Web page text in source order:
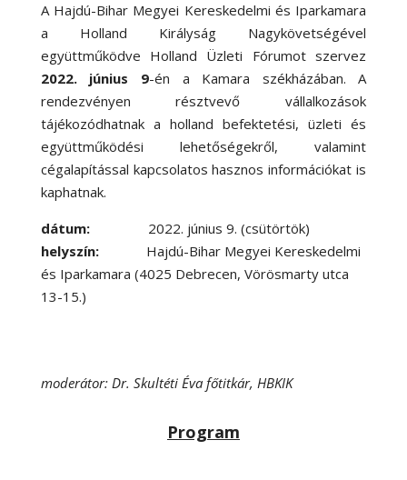
A Hajdú-Bihar Megyei Kereskedelmi és Iparkamara
a Holland Királyság Nagykövetségével
együttműködve Holland Üzleti Fórumot szervez
2022. június 9-én a Kamara székházában. A
rendezvényen résztvevő vállalkozások
tájékozódhatnak a holland befektetési, üzleti és
együttműködési lehetőségekről, valamint
cégalapítással kapcsolatos hasznos információkat is
kaphatnak.
dátum:2022. június 9. (csütörtök)
helyszín:Hajdú-Bihar Megyei Kereskedelmi
és Iparkamara (4025 Debrecen, Vörösmarty utca
13-15.)
moderátor: Dr. Skultéti Éva főtitkár, HBKIK
Program